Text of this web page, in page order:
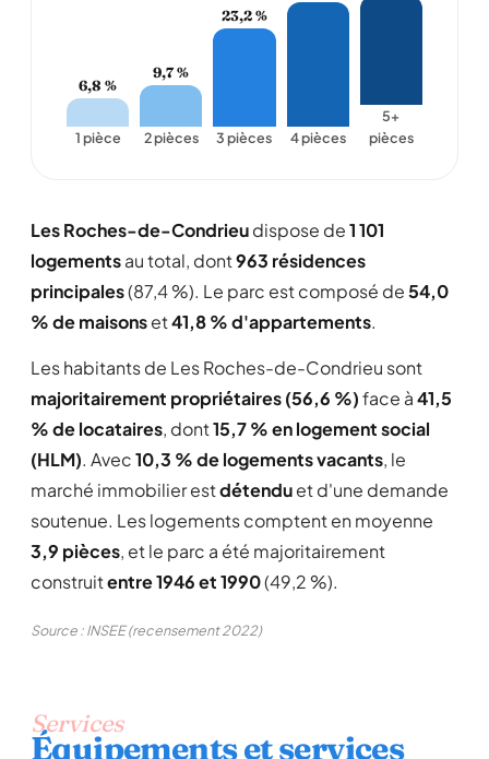
6,8 %
1 pièce
9,7 %
2 pièces
23,2 %
3 pièces 4 pièces
5+
pièces
Les Roches-de-Condrieudispose de1 101
logementsau total, dont963 résidences
principales(87,4 %). Le parc est composé de54,0
% de maisonset41,8 % d'appartements.
Les habitants de Les Roches-de-Condrieu sont
majoritairement propriétaires (56,6 %)face à41,5
% de locataires, dont15,7 % en logement social
(HLM). Avec10,3 % de logements vacants, le
marché immobilier estdétenduet d'une demande
soutenue. Les logements comptent en moyenne
3,9 pièces, et le parc a été majoritairement
construitentre 1946 et 1990(49,2 %).
Source : INSEE (recensement 2022)
Services
Équipements et services